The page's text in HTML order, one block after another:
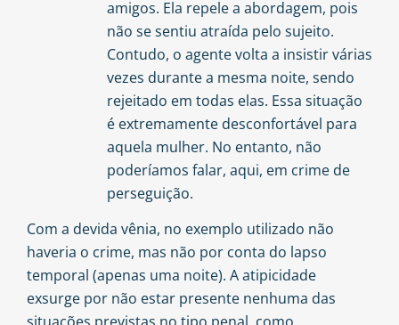
amigos. Ela repele a abordagem, pois
não se sentiu atraída pelo sujeito.
Contudo, o agente volta a insistir várias
vezes durante a mesma noite, sendo
rejeitado em todas elas. Essa situação
é extremamente desconfortável para
aquela mulher. No entanto, não
poderíamos falar, aqui, em crime de
perseguição.
Com a devida vênia, no exemplo utilizado não
haveria o crime, mas não por conta do lapso
temporal (apenas uma noite). A atipicidade
exsurge por não estar presente nenhuma das